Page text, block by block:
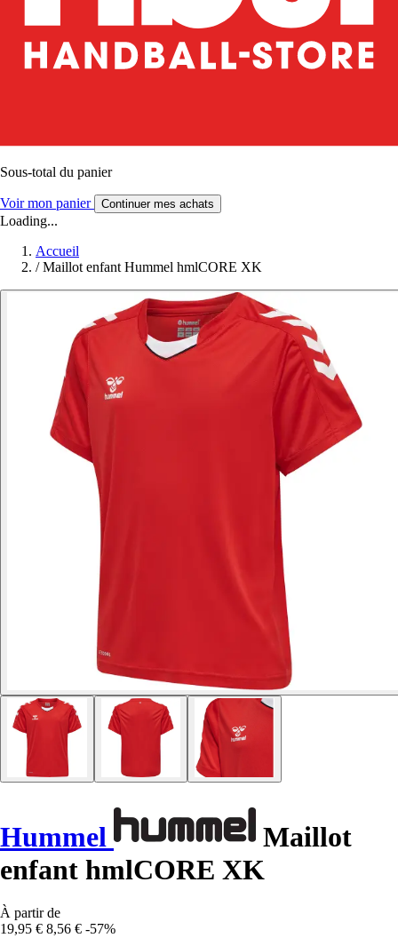
Sous-total du panier
Voir mon panier Continuer mes achats
Loading...
Accueil
/ Maillot enfant Hummel hmlCORE XK
Hummel
Maillot
enfant hmlCORE XK
À partir de
19,95 € 8,56 € -57%